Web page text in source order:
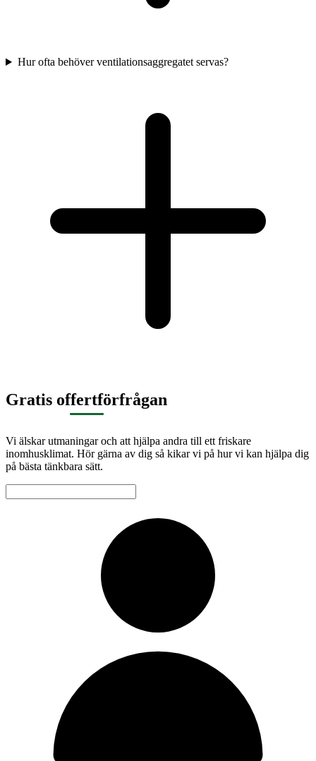
Hur ofta behöver ventilationsaggregatet servas?
Gratis offertförfrågan
Vi älskar utmaningar och att hjälpa andra till ett friskare
inomhusklimat. Hör gärna av dig så kikar vi på hur vi kan hjälpa dig
på bästa tänkbara sätt.